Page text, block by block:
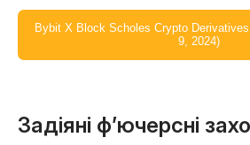
Bybit X Block Scholes Crypto
9, 2024)
Задіяні ф’ючерсні